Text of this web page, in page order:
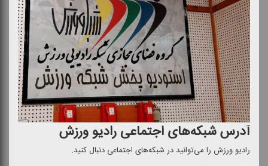
آدرس شبكه‌های اجتماعی رادیو ورزش
رادیو ورزش را می‌توانید در شبكه‌‌های اجتماعی دنبال كنید.